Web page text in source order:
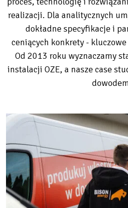
realizacji. Dla analitycznych
dokładne specyfikacje i
ceniących konkrety -
Od 2013 roku wyznaczamy
instalacji OZE, a nasze case